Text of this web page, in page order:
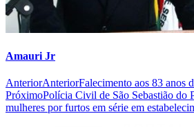
Amauri Jr
AnteriorAnteriorFalecimento aos 83 anos
PróximoPolícia Civil de São Sebastião do
mulheres por furtos em série em